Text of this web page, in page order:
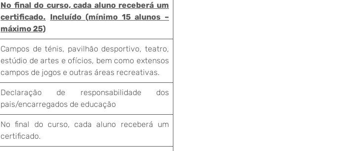
No final do curso, cada aluno receberá um
certificado. Incluído (mínimo 15 alunos –
máximo 25)
Campos de ténis, pavilhão desportivo, teatro,
estúdio de artes e ofícios, bem como extensos
campos de jogos e outras áreas recreativas.
Declaração de responsabilidade dos
pais/encarregados de educação
No final do curso, cada aluno receberá um
certificado.